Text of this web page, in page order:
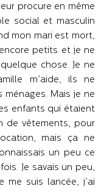
procure en même
social et masculin
mon mari est mort,
petits et je ne
chose. Je ne
m’aide, ils ne
ménages. Mais je ne
enfants qui étaient
de vêtements, pour
mais ça ne
un peu ce
Je savais un peu,
me suis lancée, j’ai